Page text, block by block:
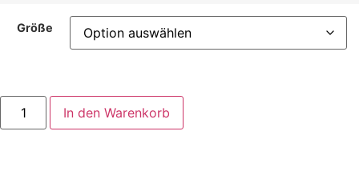
Größe
Damen
Shirt
In den Warenkorb